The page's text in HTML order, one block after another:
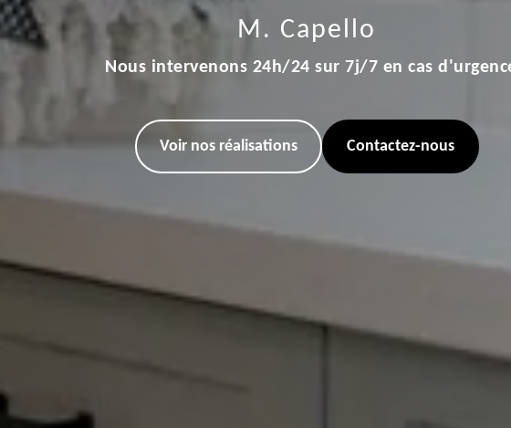
M. Capello
Nous intervenons 24h/24 sur 7j/7 en cas
Voir nos réalisations Contactez-nous